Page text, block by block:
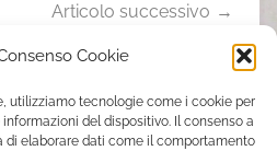
Cookie
utilizziamo tecnologie come i cookie per
del dispositivo. Il consenso a
elaborare dati come il comportamento
Articolo successivo
Festa di Sant’Elena 2016